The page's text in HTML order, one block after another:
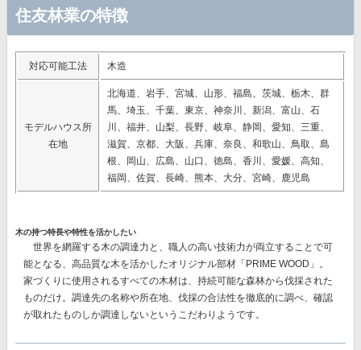
住友林業の特徴
対応可能工法 木造
モデルハウス所
在地
北海道、岩手、宮城、山形、福島、茨城、栃木、群
馬、埼玉、千葉、東京、神奈川、新潟、富山、石
川、福井、山梨、長野、岐阜、静岡、愛知、三重、
滋賀、京都、大阪、兵庫、奈良、和歌山、鳥取、島
根、岡山、広島、山口、徳島、香川、愛媛、高知、
福岡、佐賀、長崎、熊本、大分、宮崎、鹿児島
木の持つ特長や特性を活かしたい
世界を網羅する木の調達力と、職人の高い技術力が両立することで可
能となる、高品質な木を活かしたオリジナル部材 「PRIME WOOD」。
家づくりに使用されるすべての木材は、持続可能な森林から伐採された
ものだけ。調達先の名称や所在地、伐採の合法性を徹底的に調べ、確認
が取れたものしか調達しないというこだわりようです。